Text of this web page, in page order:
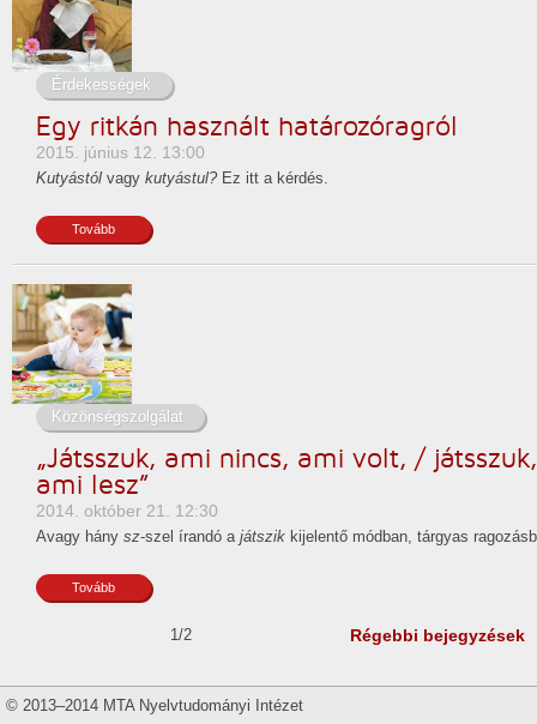
Érdekességek
Egy ritkán használt határozóragról
2015. június 12. 13:00
Kutyástól vagy kutyástul? Ez itt a kérdés.
Tovább
Közönségszolgálat
„Játsszuk, ami nincs, ami volt, /
ami lesz”
2014. október 21. 12:30
Avagy hány sz-szel írandó a játszik kijelentő módban, tárgyas
Tovább
1/2 Régebbi bejegyzések
© 2013–2014 MTA Nyelvtudományi Intézet